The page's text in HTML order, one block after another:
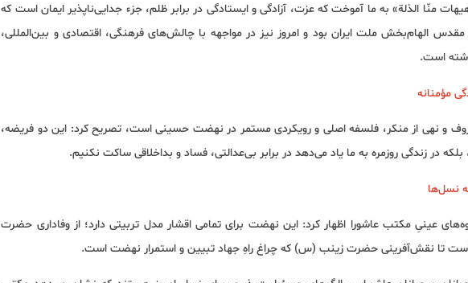
منّا الذلة» به ما آموخت که عزت، آزادگی و ایستادگی در برابر ظلم، جزء جدایی‌ناپذیر ایمان است که
مقدس الهام‌بخش ملت ایران بود و امروز نیز در مواجهه با چالش‌های فرهنگی، اقتصادی و بین‌المللی،
است.
مؤمنانه
و نهی از منکر، فلسفه اصلی و رویکردی مستمر در نهضت حسینی است، تصریح کرد: این دو فریضه،
زندگی روزمره به ما یاد می‌دهد در برابر بی‌عدالتی، فساد و بداخلاقی ساکت نکنیم.
نسل‌ها
عینیِ مکتب عاشورا اظهار کرد: این نهضت برای تمامی اقشار مدل تربیتی دارد؛ از وفاداری حضرت
تا نقش‌آفرینی حضرت زینب (س) که چراغ راهِ جهاد تبیین و استمرار نهضت است.